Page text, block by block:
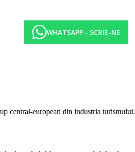
WHATSAPP - SCRIE-NE
central-european din industria turismului.